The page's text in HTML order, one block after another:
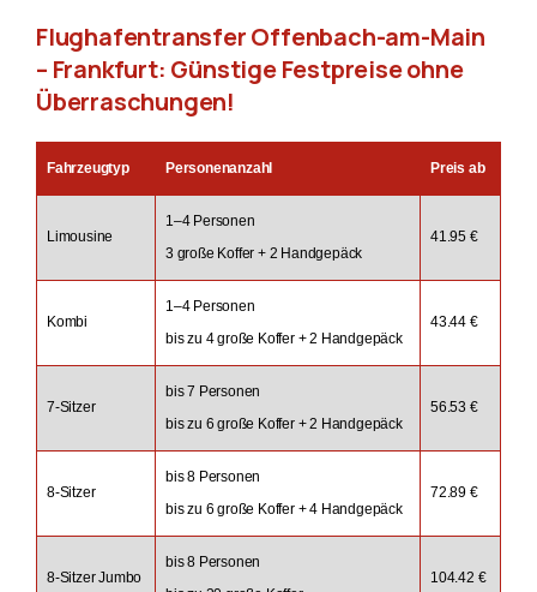
Flughafentransfer Offenbach-am-Main
– Frankfurt: Günstige Festpreise ohne
Überraschungen!
Fahrzeugtyp Personenanzahl Preis ab
Limousine
1–4 Personen
3 große Koffer + 2 Handgepäck
41.95 €
Kombi
1–4 Personen
bis zu 4 große Koffer + 2 Handgepäck
43.44 €
7-Sitzer
bis 7 Personen
bis zu 6 große Koffer + 2 Handgepäck
56.53 €
8-Sitzer
bis 8 Personen
bis zu 6 große Koffer + 4 Handgepäck
72.89 €
8-Sitzer Jumbo
bis 8 Personen
104.42 €